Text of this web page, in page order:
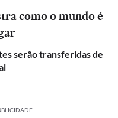
como o mundo é
serão transferidas de